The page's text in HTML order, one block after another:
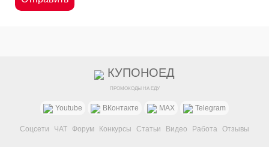
КУПОНОЕД
ПРОМОКОДЫ НА ЕДУ
Youtube ВКонтакте MAX Telegram
Соцсети ЧАТ Форум Конкурсы Статьи Видео Работа Отзывы